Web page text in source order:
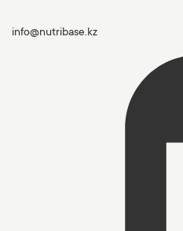
info@nutribase.kz